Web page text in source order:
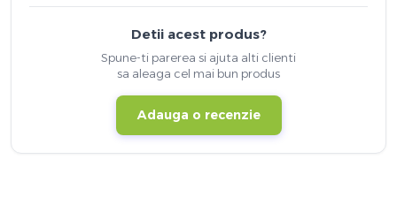
Detii acest produs?
Spune-ti parerea si ajuta alti clienti
sa aleaga cel mai bun produs
Adauga o recenzie